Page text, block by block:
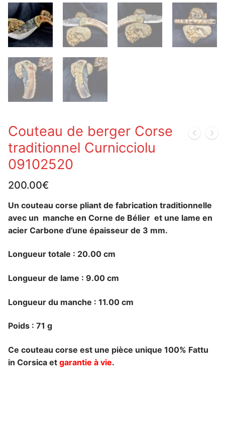
Couteau de berger Corse
traditionnel Curnicciolu
09102520
200.00€
Un couteau corse pliant de fabrication traditionnelle
avec un manche en Corne de Bélier et une lame en
acier Carbone d’une épaisseur de 3 mm.
Longueur totale : 20.00 cm
Longueur de lame : 9.00 cm
Longueur du manche : 11.00 cm
Poids : 71 g
Ce couteau corse est une pièce unique 100% Fattu
in Corsica et garantie à vie.